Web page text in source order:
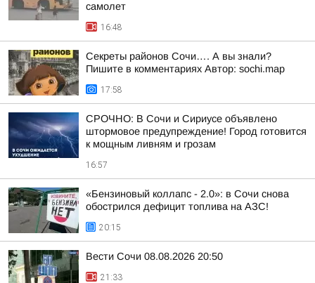
самолет
16:48
Секреты районов Сочи…. А вы знали?
Пишите в комментариях Автор: sochi.map
17:58
СРОЧНО: В Сочи и Сириусе объявлено
штормовое предупреждение! Город готовится
к мощным ливням и грозам
16:57
«Бензиновый коллапс - 2.0»: в Сочи снова
обострился дефицит топлива на АЗС!
20:15
Вести Сочи 08.08.2026 20:50
21:33